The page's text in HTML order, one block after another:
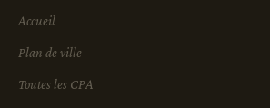
Accueil
Plan de ville
Toutes les CPA